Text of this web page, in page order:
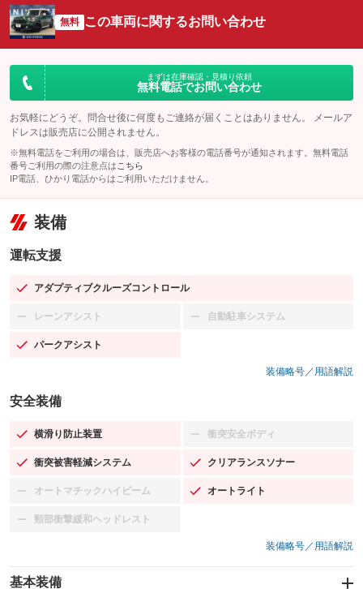
無料 この車両に関するお問い合わせ
まずは在庫確認・見積り依頼
無料電話でお問い合わせ
お気軽にどうぞ。問合せ後に何度もご連絡が届くことはありません。 メールア
ドレスは販売店に公開されません。
※無料電話をご利用の場合は、販売店へお客様の電話番号が通知されます。無料電話
番号ご利用の際の注意点は こちら
IP電話、ひかり電話からはご利用いただけません。
装備
運転支援
アダプティブクルーズコントロール
：装備あり
レーンアシスト
：装備なし 自動駐車システム
：装備なし
パークアシスト
：装備あり
装備略号／用語解説
安全装備
横滑り防止装置
：装備あり 衝突安全ボディ
：装備なし
衝突被害軽減システム
：装備あり クリアランスソナー
：装備あり
オートマチックハイビーム
：装備なし オートライト
：装備あり
頸部衝撃緩和ヘッドレスト
：装備なし
装備略号／用語解説
基本装備